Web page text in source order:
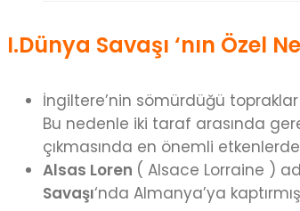
I.Dünya Savaşı ‘nın Özel
İngiltere’nin sömürdüğü
Bu nedenle iki taraf arasında
çıkmasında en önemli
Alsas Loren ( Alsace Lorraine )
Savaşı‘nda Almanya’ya